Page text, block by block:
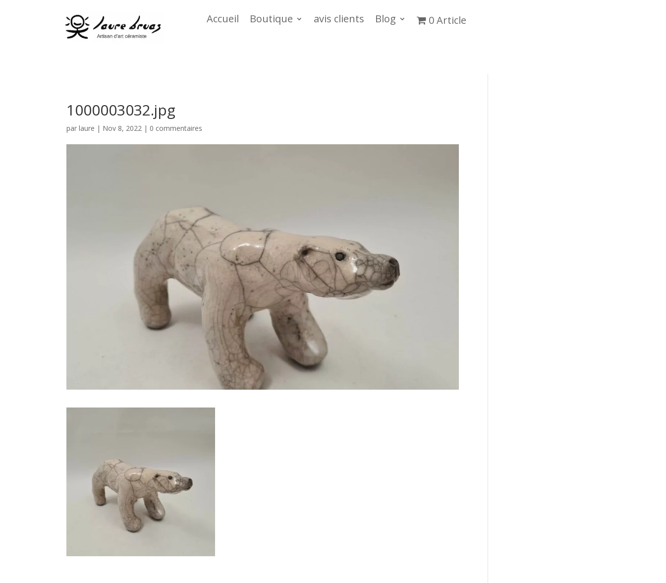
Accueil Boutique avis clients Blog 0 Article
1000003032.jpg
parlaure | Nov 8, 2022 | 0 commentaires